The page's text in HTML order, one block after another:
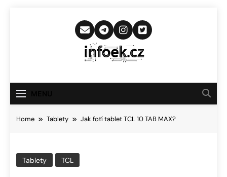
Infoek.cz
Novinkám
Home Tablety Jak fotí tablet TCL 10 TAB MAX?
Tablety TCL